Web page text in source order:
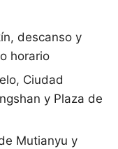
descanso y
horario
Ciudad
y Plaza de
Mutianyu y